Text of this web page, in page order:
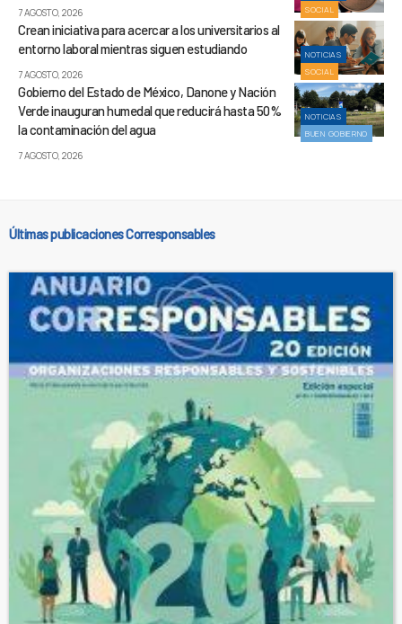
SOCIAL
7 AGOSTO, 2026
NOTICIAS
SOCIAL
Crean iniciativa para acercar a los universitarios al
entorno laboral mientras siguen estudiando
7 AGOSTO, 2026
NOTICIAS
BUEN GOBIERNO
Gobierno del Estado de México, Danone y Nación
Verde inauguran humedal que reducirá hasta 50%
la contaminación del agua
7 AGOSTO, 2026
Últimas publicaciones Corresponsables